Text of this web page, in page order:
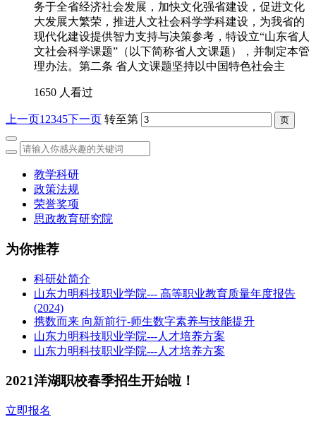
务于全省经济社会发展，加快文化强省建设，促进文化
大发展大繁荣，推进人文社会科学学科建设，为我省的
现代化建设提供智力支持与决策参考，特设立“山东省人
文社会科学课题”（以下简称省人文课题），并制定本管
理办法。第二条 省人文课题坚持以中国特色社会主
1650 人看过
上一页1 2345下一页 转至第
教学科研
政策法规
荣誉奖项
思政教育研究院
为你推荐
科研处简介
山东力明科技职业学院--- 高等职业教育质量年度报告
(2024)
携数而来 向新前行-师生数字素养与技能提升
山东力明科技职业学院---人才培养方案
山东力明科技职业学院---人才培养方案
2021洋湖职校春季招生开始啦！
立即报名